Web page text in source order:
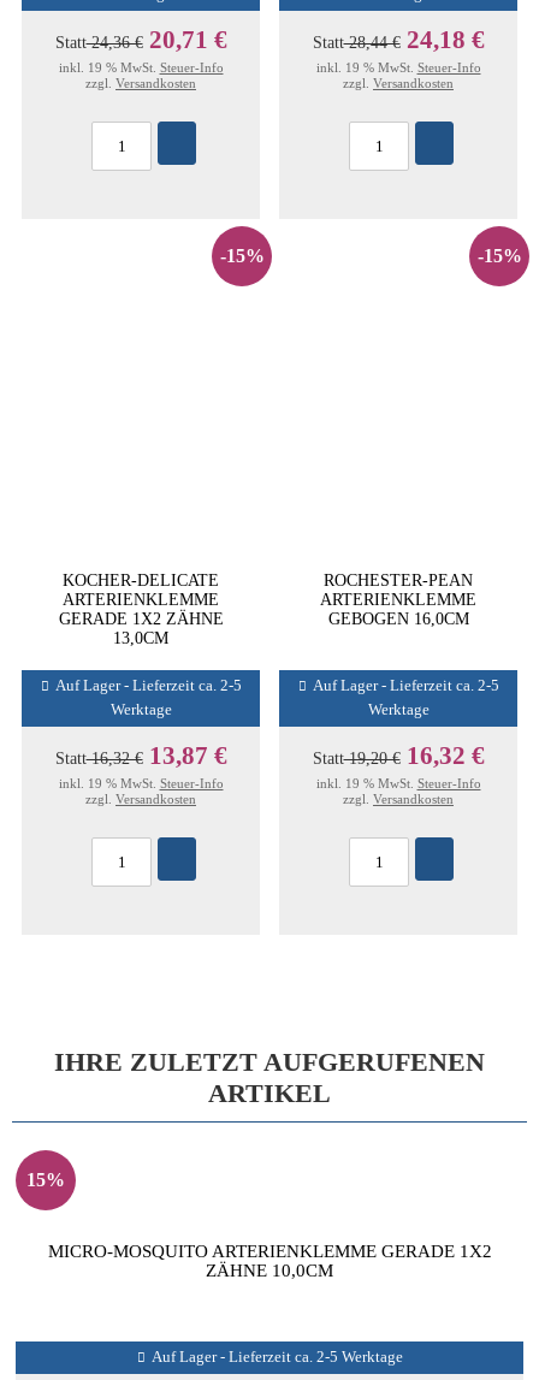
Statt24,36 € 20,71 €
inkl. 19 % MwSt. Steuer-Info
zzgl. Versandkosten
Statt28,44 € 24,18 €
inkl. 19 % MwSt. Steuer-Info
zzgl. Versandkosten
-15%
KOCHER-DELICATE
ARTERIENKLEMME
GERADE 1X2 ZÄHNE
13,0CM
Auf Lager - Lieferzeit ca. 2-5
Werktage
Statt16,32 € 13,87 €
inkl. 19 % MwSt. Steuer-Info
zzgl. Versandkosten
-15%
ROCHESTER-PEAN
ARTERIENKLEMME
GEBOGEN 16,0CM
Auf Lager - Lieferzeit ca. 2-5
Werktage
Statt19,20 € 16,32 €
inkl. 19 % MwSt. Steuer-Info
zzgl. Versandkosten
IHRE ZULETZT AUFGERUFENEN
ARTIKEL
15%
MICRO-MOSQUITO ARTERIENKLEMME GERADE 1X2
ZÄHNE 10,0CM
Auf Lager - Lieferzeit ca. 2-5 Werktage